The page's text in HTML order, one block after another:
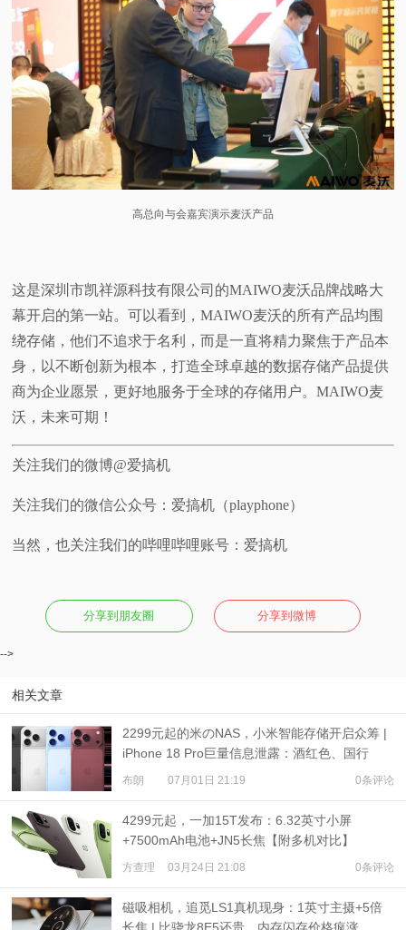
高总向与会嘉宾演示麦沃产品
这是深圳市凯祥源科技有限公司的MAIWO麦沃品牌战略大
幕开启的第一站。可以看到，MAIWO麦沃的所有产品均围
绕存储，他们不追求于名利，而是一直将精力聚焦于产品本
身，以不断创新为根本，打造全球卓越的数据存储产品提供
商为企业愿景，更好地服务于全球的存储用户。MAIWO麦
沃，未来可期！
关注我们的微博@爱搞机
关注我们的微信公众号：爱搞机（playphone）
当然，也关注我们的哔哩哔哩账号：爱搞机
分享到朋友圈 分享到微博
-->
相关文章
2299元起的米のNAS，小米智能存储开启众筹 |
iPhone 18 Pro巨量信息泄露：酒红色、国行
eSIM、收窄灵动岛
布朗 07月01日 21:19 0条评论
4299元起，一加15T发布：6.32英寸小屏
+7500mAh电池+JN5长焦【附多机对比】
方查理 03月24日 21:08 0条评论
磁吸相机，追觅LS1真机现身：1英寸主摄+5倍
长焦 | 比骁龙8E5还贵，内存闪存价格疯涨